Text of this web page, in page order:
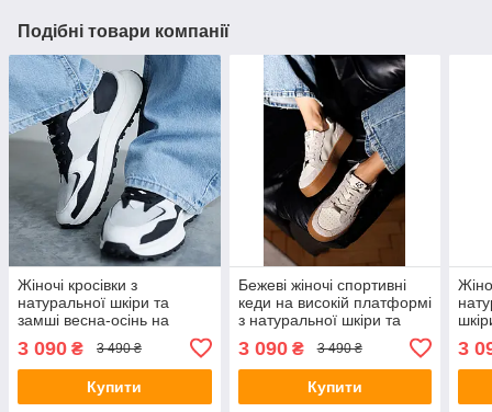
Подібні товари компанії
Жіночі кросівки з
натуральної шкіри та
замші весна-осінь на
3 090 ₴ 3 490 ₴
Купити
Бежеві жіночі спортивні
кеди на високій платформі
з натуральної шкіри та
3 090₴ 3 490 ₴
Купити
3